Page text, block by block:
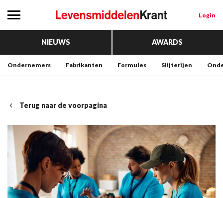
Login
NIEUWS AWARDS
Ondernemers Fabrikanten Formules Slijterijen
Terug naar de voorpagina